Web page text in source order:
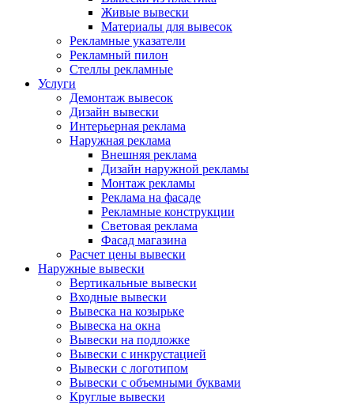
Живые вывески
Материалы для вывесок
Рекламные указатели
Рекламный пилон
Стеллы рекламные
Услуги
Демонтаж вывесок
Дизайн вывески
Интерьерная реклама
Наружная реклама
Внешняя реклама
Дизайн наружной рекламы
Монтаж рекламы
Реклама на фасаде
Рекламные конструкции
Световая реклама
Фасад магазина
Расчет цены вывески
Наружные вывески
Вертикальные вывески
Входные вывески
Вывеска на козырьке
Вывеска на окна
Вывески на подложке
Вывески с инкрустацией
Вывески с логотипом
Вывески с объемными буквами
Круглые вывески